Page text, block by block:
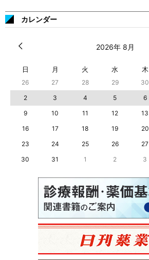
カレンダー
2026年 8月
日 月 火 水 木
26 27 28 29 30
2
3 4 5 6
9
10 11 12 13
16
17 18 19 20
23
24 25 26 27
30
31 1 2 3